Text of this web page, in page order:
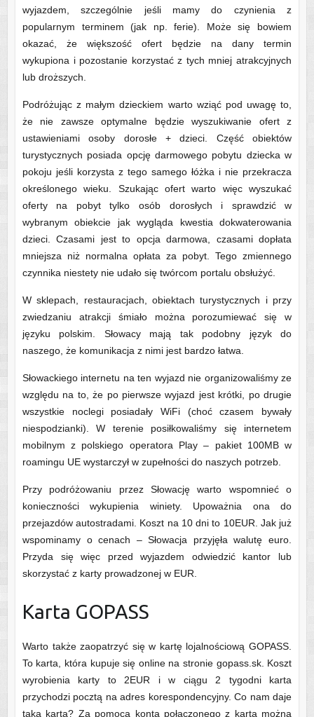
wyjazdem, szczególnie jeśli mamy do czynienia z
popularnym terminem (jak np. ferie). Może się bowiem
okazać, że większość ofert będzie na dany termin
wykupiona i pozostanie korzystać z tych mniej atrakcyjnych
lub droższych.
Podróżując z małym dzieckiem warto wziąć pod uwagę to,
że nie zawsze optymalne będzie wyszukiwanie ofert z
ustawieniami osoby dorosłe + dzieci. Część obiektów
turystycznych posiada opcję darmowego pobytu dziecka w
pokoju jeśli korzysta z tego samego łóżka i nie przekracza
określonego wieku. Szukając ofert warto więc wyszukać
oferty na pobyt tylko osób dorosłych i sprawdzić w
wybranym obiekcie jak wygląda kwestia dokwaterowania
dzieci. Czasami jest to opcja darmowa, czasami dopłata
mniejsza niż normalna opłata za pobyt. Tego zmiennego
czynnika niestety nie udało się twórcom portalu obsłużyć.
W sklepach, restauracjach, obiektach turystycznych i przy
zwiedzaniu atrakcji śmiało można porozumiewać się w
języku polskim. Słowacy mają tak podobny język do
naszego, że komunikacja z nimi jest bardzo łatwa.
Słowackiego internetu na ten wyjazd nie organizowaliśmy ze
względu na to, że po pierwsze wyjazd jest krótki, po drugie
wszystkie noclegi posiadały WiFi (choć czasem bywały
niespodzianki). W terenie posiłkowaliśmy się internetem
mobilnym z polskiego operatora Play – pakiet 100MB w
roamingu UE wystarczył w zupełności do naszych potrzeb.
Przy podróżowaniu przez Słowację warto wspomnieć o
konieczności wykupienia winiety. Upoważnia ona do
przejazdów autostradami. Koszt na 10 dni to 10EUR. Jak już
wspominamy o cenach – Słowacja przyjęła walutę euro.
Przyda się więc przed wyjazdem odwiedzić kantor lub
skorzystać z karty prowadzonej w EUR.
Karta GOPASS
Warto także zaopatrzyć się w kartę lojalnościową GOPASS.
To karta, która kupuje się online na stronie gopass.sk. Koszt
wyrobienia karty to 2EUR i w ciągu 2 tygodni karta
przychodzi pocztą na adres korespondencyjny. Co nam daje
taka karta? Za pomocą konta połączonego z kartą można